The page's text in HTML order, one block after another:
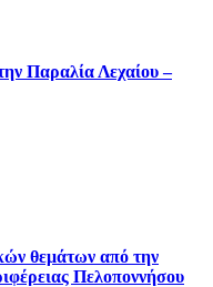
Παραλία Λεχαίου –
θεμάτων από την
Πελοποννήσου